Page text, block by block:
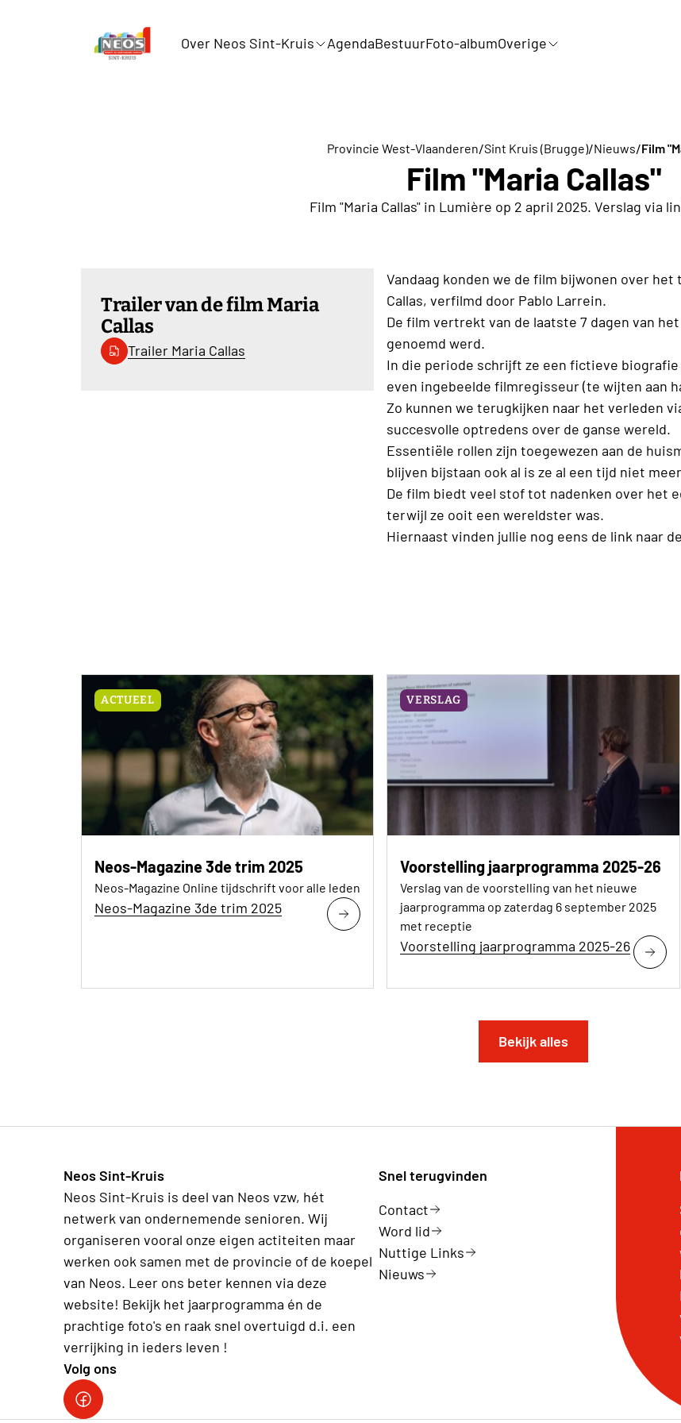
Over Neos Sint-Kruis AgendaBestuurFoto-albumOverige
Provincie West-Vlaanderen/Sint Kruis (Brugge)/Nieuws/Film
Film "Maria Callas"
Film "Maria Callas" in Lumière op 2 april 2025. Verslag via
Trailer van de film Maria
Callas
Trailer Maria Callas
Vandaag konden we de film bijwonen over
Callas, verfilmd door Pablo Larrein.
De film vertrekt van de laatste 7 dagen van het
genoemd werd.
In die periode schrijft ze een fictieve
even ingebeelde filmregisseur (te wijten aan
Zo kunnen we terugkijken naar het verleden
succesvolle optredens over de ganse wereld.
Essentiële rollen zijn toegewezen aan de
blijven bijstaan ook al is ze al een tijd niet
De film biedt veel stof tot nadenken over het
terwijl ze ooit een wereldster was.
Hiernaast vinden jullie nog eens de link naar
ACTUEEL
Neos-Magazine 3de trim 2025
Neos-Magazine Online tijdschrift voor alle leden
Neos-Magazine 3de trim 2025
VERSLAG
Voorstelling jaarprogramma 2025-26
Verslag van de voorstelling van het nieuwe
jaarprogramma op zaterdag 6 september 2025
met receptie
Voorstelling jaarprogramma 2025-26
Bekijk alles
Neos Sint-Kruis
Neos Sint-Kruis is deel van Neos vzw, hét
netwerk van ondernemende senioren. Wij
organiseren vooral onze eigen actiteiten maar
werken ook samen met de provincie of de koepel
van Neos. Leer ons beter kennen via deze
website! Bekijk het jaarprogramma én de
prachtige foto's en raak snel overtuigd d.i. een
verrijking in ieders leven !
Volg ons
Facebook Neos Sint-Kruis
Snel terugvinden
Contact
Word lid
Nuttige Links
Nieuws